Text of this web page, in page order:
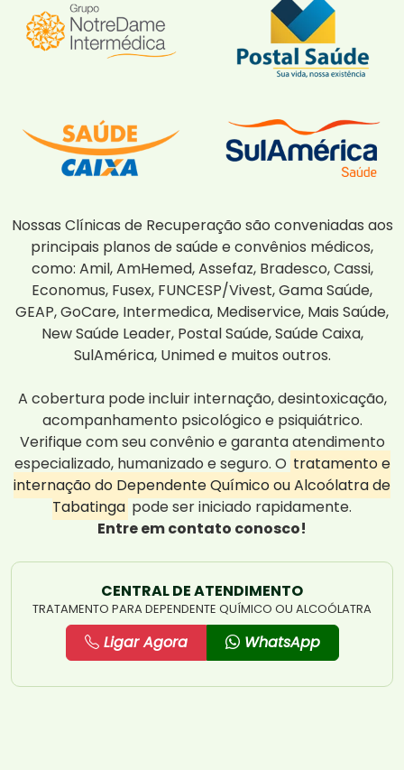
Nossas Clínicas de Recuperação são conveniadas aos
principais planos de saúde e convênios médicos,
como: Amil, AmHemed, Assefaz, Bradesco, Cassi,
Economus, Fusex, FUNCESP/Vivest, Gama Saúde,
GEAP, GoCare, Intermedica, Mediservice, Mais Saúde,
New Saúde Leader, Postal Saúde, Saúde Caixa,
SulAmérica, Unimed e muitos outros.
A cobertura pode incluir internação, desintoxicação,
acompanhamento psicológico e psiquiátrico.
Verifique com seu convênio e garanta atendimento
especializado, humanizado e seguro. O tratamento e
internação do Dependente Químico ou Alcoólatra de
Tabatinga pode ser iniciado rapidamente.
Entre em contato conosco!
CENTRAL DE ATENDIMENTO
TRATAMENTO PARA DEPENDENTE QUÍMICO OU ALCOÓLATRA
Ligar Agora WhatsApp